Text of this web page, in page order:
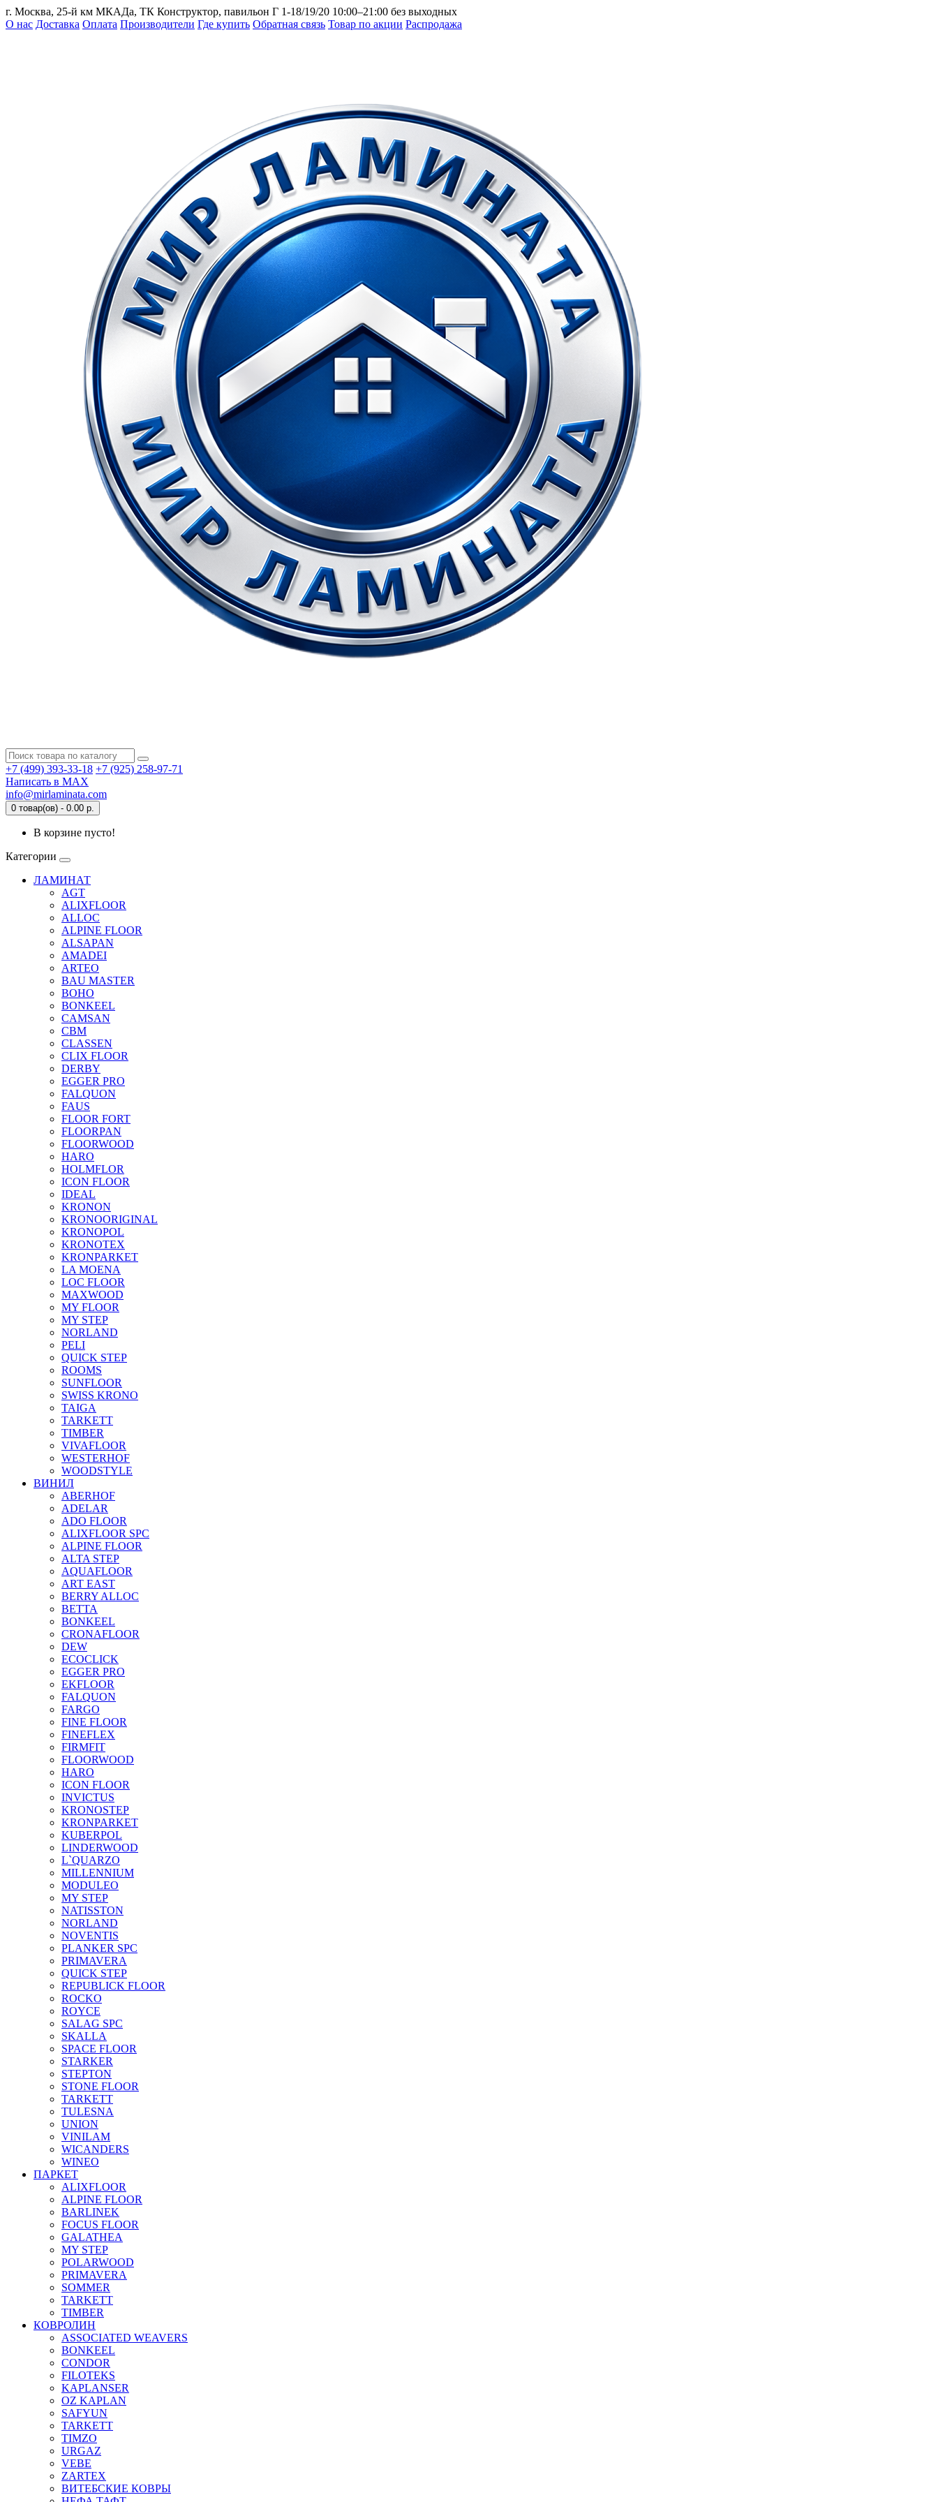
г. Москва, 25-й км МКАДа, ТК Конструктор, павильон Г 1-18/19/20 10:00–21:00 без выходных
О нас Доставка Оплата Производители Где купить Обратная связь Товар по акции Распродажа
+7 (499) 393-33-18 +7 (925) 258-97-71
Написать в MAX
info@mirlaminata.com
0 товар(ов) - 0.00 р.
В корзине пусто!
Категории
ЛАМИНАТ
AGT
ALIXFLOOR
ALLOC
ALPINE FLOOR
ALSAPAN
AMADEI
ARTEO
BAU MASTER
BOHO
BONKEEL
CAMSAN
CBM
CLASSEN
CLIX FLOOR
DERBY
EGGER PRO
FALQUON
FAUS
FLOOR FORT
FLOORPAN
FLOORWOOD
HARO
HOLMFLOR
ICON FLOOR
IDEAL
KRONON
KRONOORIGINAL
KRONOPOL
KRONOTEX
KRONPARKET
LA MOENA
LOC FLOOR
MAXWOOD
MY FLOOR
MY STEP
NORLAND
PELI
QUICK STEP
ROOMS
SUNFLOOR
SWISS KRONO
TAIGA
TARKETT
TIMBER
VIVAFLOOR
WESTERHOF
WOODSTYLE
ВИНИЛ
ABERHOF
ADELAR
ADO FLOOR
ALIXFLOOR SPC
ALPINE FLOOR
ALTA STEP
AQUAFLOOR
ART EAST
BERRY ALLOC
BETTA
BONKEEL
CRONAFLOOR
DEW
ECOCLICK
EGGER PRO
EKFLOOR
FALQUON
FARGO
FINE FLOOR
FINEFLEX
FIRMFIT
FLOORWOOD
HARO
ICON FLOOR
INVICTUS
KRONOSTEP
KRONPARKET
KUBERPOL
LINDERWOOD
L`QUARZO
MILLENNIUM
MODULEO
MY STEP
NATISSTON
NORLAND
NOVENTIS
PLANKER SPC
PRIMAVERA
QUICK STEP
REPUBLICK FLOOR
ROCKO
ROYCE
SALAG SPC
SKALLA
SPACE FLOOR
STARKER
STEPTON
STONE FLOOR
TARKETT
TULESNA
UNION
VINILAM
WICANDERS
WINEO
ПАРКЕТ
ALIXFLOOR
ALPINE FLOOR
BARLINEK
FOCUS FLOOR
GALATHEA
MY STEP
POLARWOOD
PRIMAVERA
SOMMER
TARKETT
TIMBER
КОВРОЛИН
ASSOCIATED WEAVERS
BONKEEL
CONDOR
FILOTEKS
KAPLANSER
OZ KAPLAN
SAFYUN
TARKETT
TIMZO
URGAZ
VEBE
ZARTEX
ВИТЕБСКИЕ КОВРЫ